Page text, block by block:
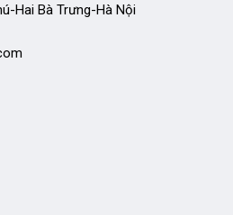
Hai Bà Trưng-Hà Nội